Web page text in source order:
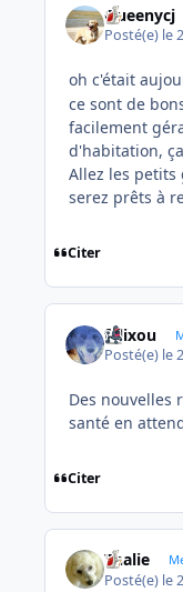
Queenycj
Posté(e) le
oh c'était
ce sont de
facilement
d'habitation,
Allez les petits
serez prêts à
Citer
felixou
Posté(e) le
Des nouvelles
santé en
Citer
Thalie
Posté(e) le